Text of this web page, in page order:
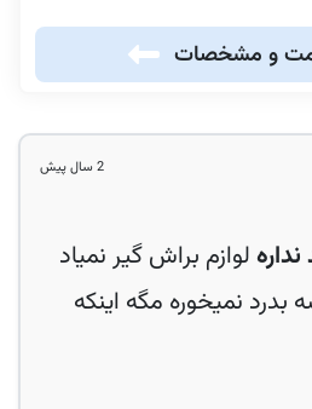
و مشخصات
2 سال پیش
لوازم براش گیر نمیاد
نمیخوره مگه اینکه